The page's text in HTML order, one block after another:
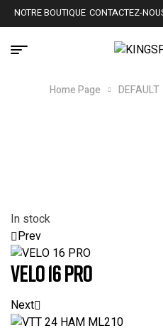
NOTRE BOUTIQUE CONTACTEZ-
Home Page DEFAULT
In stock
Prev
VELO 16 PRO
Next